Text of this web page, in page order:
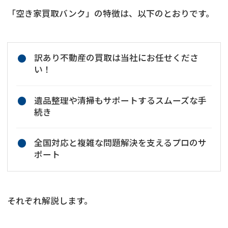
「空き家買取バンク」の特徴は、以下のとおりです。
訳あり不動産の買取は当社にお任せくださ
い！
遺品整理や清掃もサポートするスムーズな手
続き
全国対応と複雑な問題解決を支えるプロのサ
ポート
それぞれ解説します。